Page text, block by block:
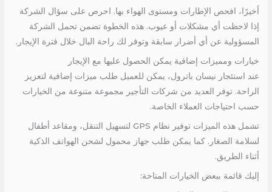
أخيرًا، افحص الإطارات ومستوى الهواء بها. احرص على سؤال الشركة
إذا لاحظت أي مشكلات أو عيوب. هذه الخطوة تضمن تحمل الشركة
المسؤولية عن أي أضرار سابقة وتوفر لك راحة البال خلال فترة الإيجار.
خيارات ومميزات إضافية يمكن الحصول عليها مع الإيجار
عند استئجار نيسان باترول، يمكن للعميل طلب ميزات إضافية لتعزيز
الراحة. توفر العديد من شركات التأجير مجموعة متنوعة من الخيارات
حسب احتياجات العملاء الخاصة.
تشمل هذه الميزات توفير نظام GPS لتسهيل التنقل، ومقاعد أطفال
لسلامة الصغار. كما يمكن طلب جهاز محمول لشحن الهواتف الذكية
أثناء الطريق.
إليك قائمة ببعض الخيارات المتاحة: